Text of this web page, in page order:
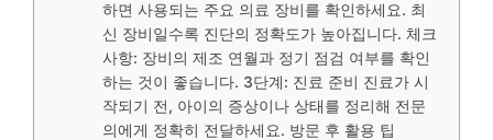
하면 사용되는 주요 의료 장비를 확인하세요. 최
신 장비일수록 진단의 정확도가 높아집니다. 체크
사항: 장비의 제조 연월과 정기 점검 여부를 확인
하는 것이 좋습니다. 3단계: 진료 준비 진료가 시
작되기 전, 아이의 증상이나 상태를 정리해 전문
의에게 정확히 전달하세요. 방문 후 활용 팁